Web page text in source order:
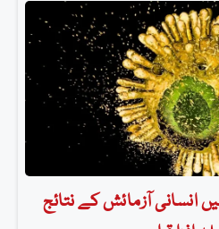
انسانی آزمائش کے نتائج